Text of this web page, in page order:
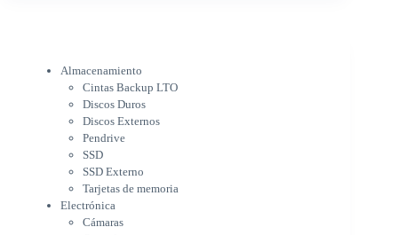
Cámaras
Cargadores
IOT
Pantalla de proyección
Pantallas
Parlantes
Proyectores
Relojes Inteligentes
Televisores
Almacenamiento
Cintas Backup LTO
Discos Duros
Discos Externos
Pendrive
SSD
SSD Externo
Tarjetas de memoria
Electrónica
Cámaras